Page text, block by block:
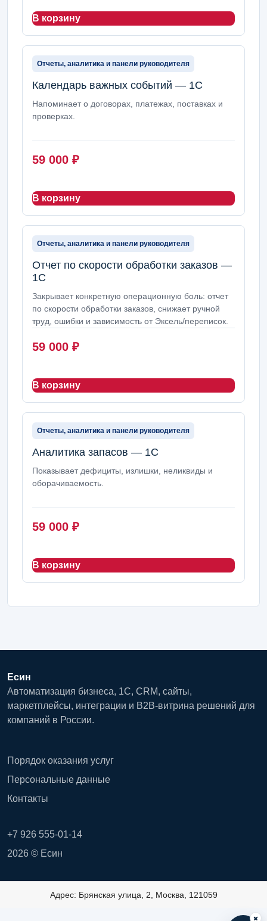
В корзину
Отчеты, аналитика и панели руководителя
Календарь важных событий — 1С
Напоминает о договорах, платежах, поставках и
проверках.
59 000 ₽
В корзину
Отчеты, аналитика и панели руководителя
Отчет по скорости обработки заказов —
1С
Закрывает конкретную операционную боль: отчет
по скорости обработки заказов, снижает ручной
труд, ошибки и зависимость от Эксель/переписок.
59 000 ₽
В корзину
Отчеты, аналитика и панели руководителя
Аналитика запасов — 1С
Показывает дефициты, излишки, неликвиды и
оборачиваемость.
59 000 ₽
В корзину
Есин
Автоматизация бизнеса, 1С, CRM, сайты,
маркетплейсы, интеграции и B2B-витрина решений для
компаний в России.
Порядок оказания услуг
Персональные данные
Контакты
+7 926 555-01-14
2026 © Есин
Адрес: Брянская улица, 2, Москва, 121059